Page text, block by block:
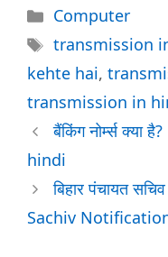
Categories
Computer
Tags
transmission
kehte hai,
transmission in
बैंकिंग नोर्म्स
hindi
बिहार पंचायत
Sachiv